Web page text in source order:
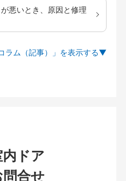
悪いとき、原因と修理
ラム（記事）」を
内ドア
問合せ